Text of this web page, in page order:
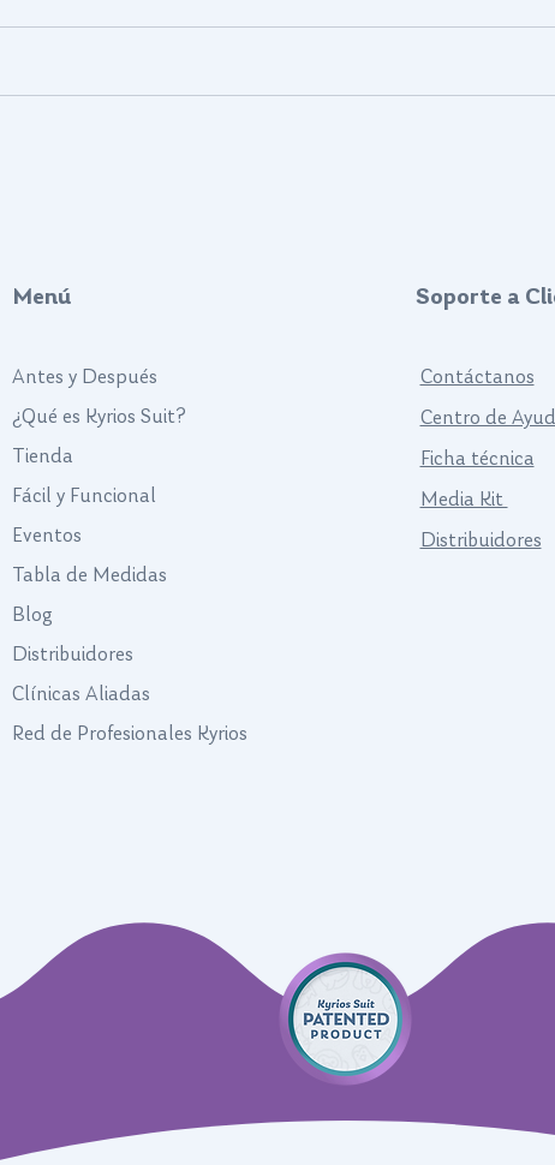
Menú
Antes y Después
¿Qué es Kyrios Suit?
Tienda
Fácil y Funcional
Eventos
Tabla de Medidas
Blog
Distribuidores
Clínicas Aliadas
Red de Profesionales Kyrios
Soporte a
Contáctanos
Centro de
Ficha técnica
Media Kit
Distribuidores